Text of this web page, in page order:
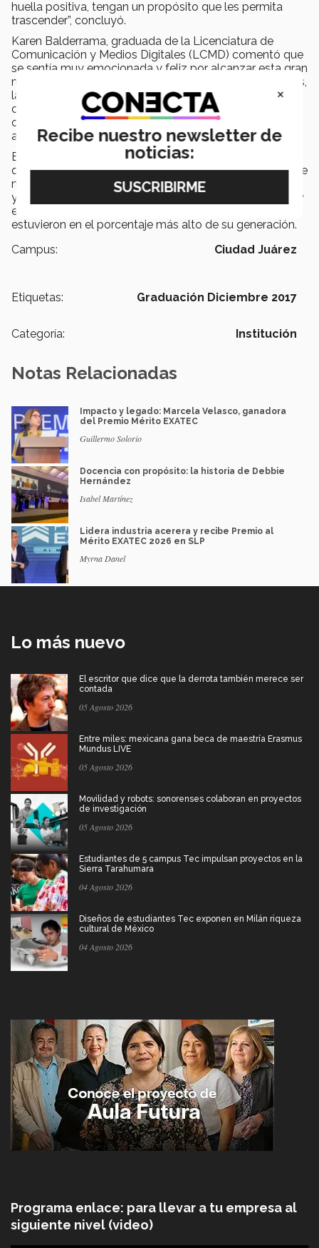
huella positiva, tengan un propósito que les permita
trascender”, concluyó.
Karen Balderrama, graduada de la Licenciatura de
Comunicación y Medios Digitales (LCMD) comentó que
se sentía muy emocionada y feliz por alcanzar esta gran
meta. “En este momento son sentimientos encontrados,
la felicidad de terminar una etapa, el agradecimiento
con familia y amigos que me apoyaron en todo este
camino y el compromiso de poner el nombre de mi
alma mater en alto a donde vaya”.
Esta generación estuvo conformada por 10 alumnos
que graduaron de preparatoria, 27 de profesional y 21 de
maestría. También se entregaron menciones honoríficas
y de excelencia a aquellos alumnos que, con esfuerzo y
entrega, obtuvieron las mejores calificaciones y
estuvieron en el porcentaje más alto de su generación.
Campus:
Ciudad Juárez
Etiquetas: Graduación Diciembre 2017
Categoría: Institución
Notas Relacionadas
Impacto y legado: Marcela Velasco, ganadora
del Premio Mérito EXATEC
Guillermo Solorio
Docencia con propósito: la historia de Debbie
Hernández
Isabel Martínez
Lidera industria acerera y recibe Premio al
Mérito EXATEC 2026 en SLP
Myrna Danel
Lo más nuevo
El escritor que dice que la derrota también merece ser
contada
05 Agosto 2026
Entre miles: mexicana gana beca de maestría Erasmus
Mundus LIVE
05 Agosto 2026
Movilidad y robots: sonorenses colaboran en proyectos
de investigación
05 Agosto 2026
Estudiantes de 5 campus Tec impulsan proyectos en la
Sierra Tarahumara
04 Agosto 2026
Diseños de estudiantes Tec exponen en Milán riqueza
cultural de México
04 Agosto 2026
Programa enlace: para llevar a tu empresa al
siguiente nivel (video)
×
Recibe nuestro newsletter de
noticias: